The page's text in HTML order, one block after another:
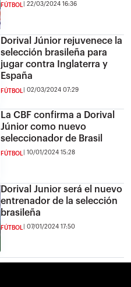
FÚTBOL 22/03/2024 16:36
Dorival Júnior rejuvenece la
selección brasileña para
jugar contra Inglaterra y
España
FÚTBOL 02/03/2024 07:29
La CBF confirma a Dorival
Júnior como nuevo
seleccionador de Brasil
FÚTBOL 10/01/2024 15:28
Dorival Junior será el nuevo
entrenador de la selección
brasileña
FÚTBOL 07/01/2024 17:50